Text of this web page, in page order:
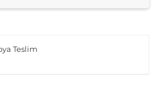
Teslim